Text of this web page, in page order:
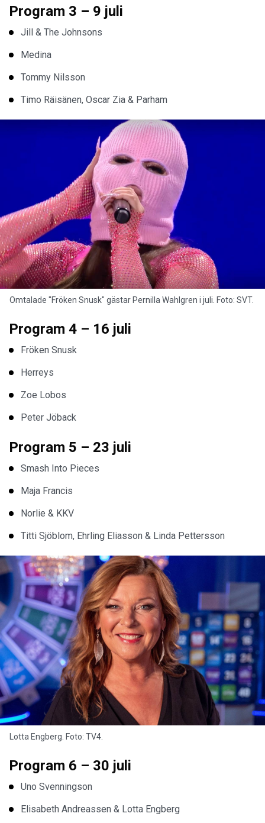
Program 3 – 9 juli
Jill & The Johnsons
Medina
Tommy Nilsson
Timo Räisänen, Oscar Zia & Parham
Omtalade "Fröken Snusk" gästar Pernilla Wahlgren i juli. Foto: SVT.
Program 4 – 16 juli
Fröken Snusk
Herreys
Zoe Lobos
Peter Jöback
Program 5 – 23 juli
Smash Into Pieces
Maja Francis
Norlie & KKV
Titti Sjöblom, Ehrling Eliasson & Linda Pettersson
Lotta Engberg. Foto: TV4.
Program 6 – 30 juli
Uno Svenningson
Elisabeth Andreassen & Lotta Engberg